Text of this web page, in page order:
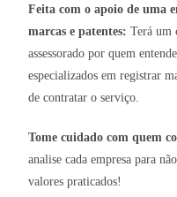
Feita com o apoio de uma
marcas e patentes: Terá um
assessorado por quem
especializados em registrar
de contratar o serviço.
Tome cuidado com quem
analise cada empresa para
valores praticados!